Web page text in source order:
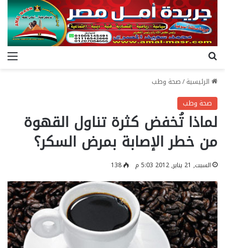
الرئيسية/صحة وطب
صحة وطب
لماذا تُخفض كثرة تناول القهوة
من خطر الإصابة بمرض السكر؟
السبت, 21 يناير, 2012 5:03 م 138